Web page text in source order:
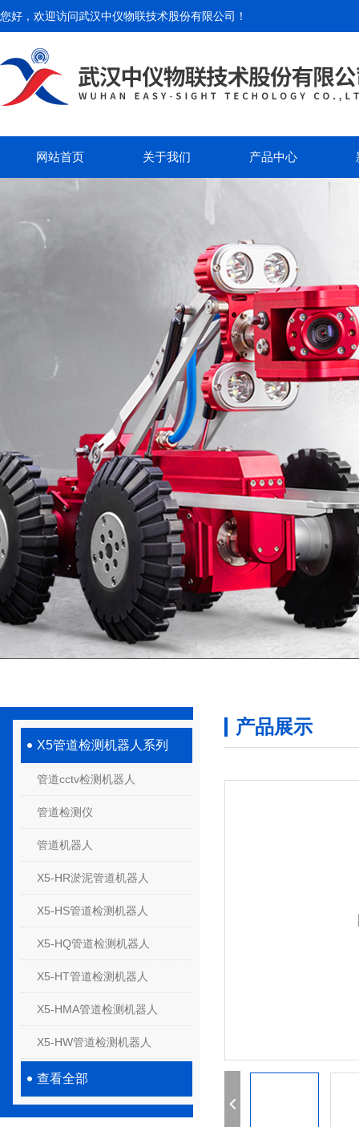
您好，欢迎访问武汉中仪物联技术股份有限公司 ！
网站首页 关于我们 产品中心
X5管道检测机器人系列
管道cctv检测机器人
管道检测仪
管道机器人
X5-HR淤泥管道机器人
X5-HS管道检测机器人
X5-HQ管道检测机器人
X5-HT管道检测机器人
X5-HMA管道检测机器人
X5-HW管道检测机器人
查看全部
产品展示